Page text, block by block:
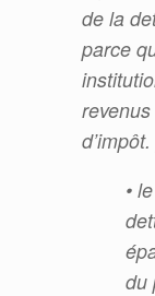
de la
parce
•
du